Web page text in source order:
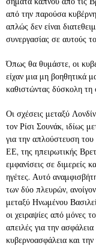
από την παρούσα
απλώς δεν είναι
συνεργασίας σε αυτούς
Όπως θα θυμάστε, οι
είχαν μια μη βοηθητικά
καθιστώντας δύσκολη τη
Οι σχέσεις μεταξύ
τον Ρίσι Σουνάκ, ιδίως
για την απλούστευση
ΕΕ, της ηπειρωτικής
εμφανίσεις σε διμερείς
ηγέτες. Αυτό
των δύο πλευρών,
μεταξύ Ηνωμένου
οι χειραψίες από μόνες
απειλές για την
κυβερνοασφάλεια και